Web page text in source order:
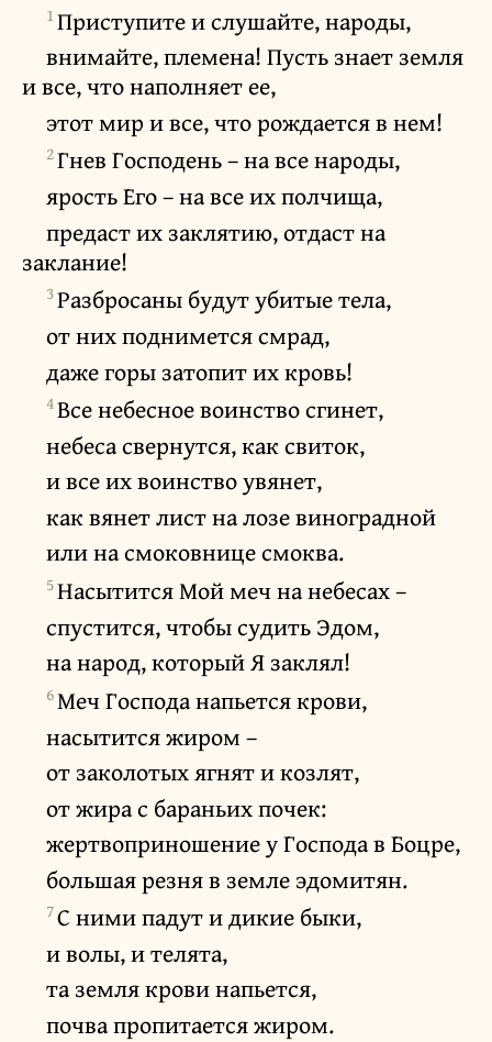
1Приступите и слушайте, народы,
внимайте, племена! Пусть знает земля
и все, что наполняет ее,
этот мир и все, что рождается в нем!
2Гнев Господень – на все народы,
ярость Его – на все их полчища,
предаст их заклятию, отдаст на
заклание!
3Разбросаны будут убитые тела,
от них поднимется смрад,
даже горы затопит их кровь!
4Все небесное воинство сгинет,
небеса свернутся, как свиток,
и все их воинство увянет,
как вянет лист на лозе виноградной
или на смоковнице смоква.
5Насытится Мой меч на небесах –
спустится, чтобы судить Эдом,
на народ, который Я заклял!
6Меч Господа напьется крови,
насытится жиром –
от заколотых ягнят и козлят,
от жира с бараньих почек:
жертвоприношение у Господа в Боцре,
большая резня в земле эдомитян.
7С ними падут и дикие быки,
и волы, и телята,
та земля крови напьется,
почва пропитается жиром.